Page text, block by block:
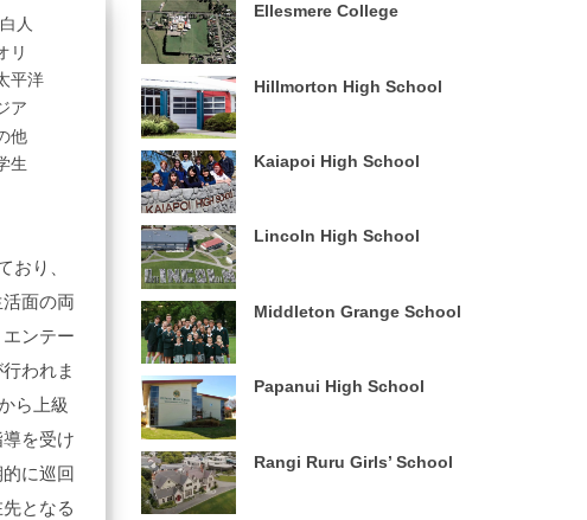
人
リ
平洋
ア
他
生
おり、
面の両
ンテー
われま
ら上級
を受け
に巡回
となる
Ellesmere College
Hillmorton High School
Kaiapoi High School
Lincoln High School
Middleton Grange School
Papanui High School
Rangi Ruru Girls’ School